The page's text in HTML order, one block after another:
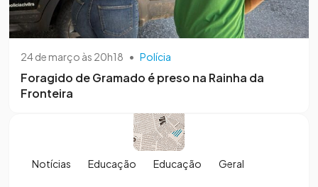
24 de março às 20h18 • Polícia
Foragido de Gramado é preso na Rainha da
Fronteira
Notícias Educação Educação Geral